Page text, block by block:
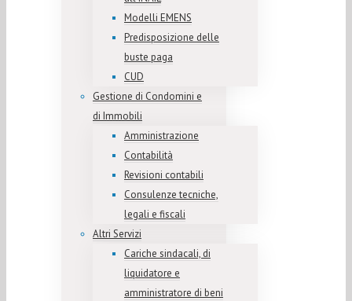
Modelli EMENS
Predisposizione delle
buste paga
CUD
Gestione di Condomini e
di Immobili
Amministrazione
Contabilità
Revisioni contabili
Consulenze tecniche,
legali e fiscali
Altri Servizi
Cariche sindacali, di
liquidatore e
amministratore di beni